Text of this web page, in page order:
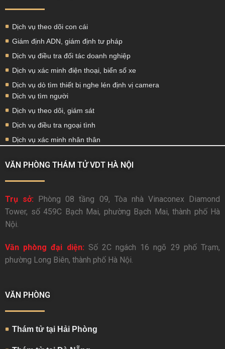
Dịch vụ theo dõi con cái
Giám định ADN, giám định tư pháp
Dịch vụ điều tra đối tác doanh nghiệp
Dịch vụ xác minh điện thoại, biển số xe
Dịch vụ dò tìm thiết bị nghe lén định vị camera
Dịch vụ tìm người
Dịch vụ theo dõi, giám sát
Dịch vụ điều tra ngoại tình
Dịch vụ xác minh nhân thân
VĂN PHÒNG THÁM TỬ VDT HÀ NỘI
Trụ sở: Phòng 08 tầng 09, Tòa nhà Vinaconex Diamond
Tower, số 459C Bạch Mai, phường Bạch Mai, thành phố Hà
Nội.
Văn phòng đại diện: Số 2C ngách 16 ngõ 29 phố Trạm,
phường Long Biên, thành phố Hà Nội.
VĂN PHÒNG
Thám tử tại Hải Phòng